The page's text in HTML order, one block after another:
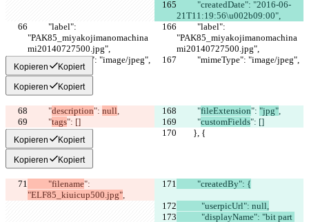
21T11:19:56\u002b09:00",
"PAK85_miyakojimanomachina
mi20140727500.jpg",
"PAK85_miyakojimanomachina
mi20140727500.jpg",
          "mimeType": "image/jpeg",
          "mimeType": "image/jpeg",
Kopieren Kopiert
Kopieren Kopiert
          "
description": null,
          "
fileExtension": "jpg",
          "
tags": []
          "
customFields": []
        }, {
        }, {
Kopieren Kopiert
Kopieren Kopiert
          "filename
":
"ELF85_kiuicup500.jpg",
          "createdBy": {
            "userpicUrl": null,